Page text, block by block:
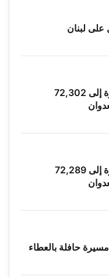
ارتفاع حصيلة الشهداء في قطاع غزة إلى 72,302
ارتفاع حصيلة الشهداء في قطاع غزة إلى 72,289
حافلة بالعطاء